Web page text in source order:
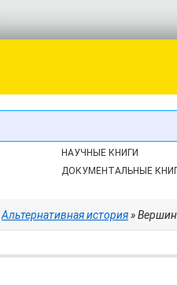
НАУЧНЫЕ КНИГИ
ДОКУМЕНТАЛЬНЫЕ
Альтернативная история» Вершина